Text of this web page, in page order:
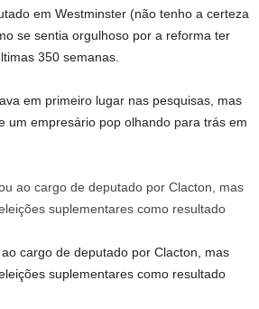
em Westminster (não tenho a certeza
se sentia orgulhoso por a reforma ter
350 semanas.
em primeiro lugar nas pesquisas, mas
um empresário pop olhando para trás em
cargo de deputado por Clacton, mas
suplementares como resultado